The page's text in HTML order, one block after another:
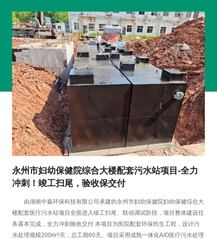
永州市妇幼保健院综合大楼配套污水站项目-全力
冲刺！竣工扫尾，验收保交付
由湖南中淼环保科技有限公司承建的永州市妇幼保健院妇幼保健综合大
楼配套医疗污水站项目全面进入竣工扫尾、联动调试阶段，项目整体建设任
务基本完成，全力冲刺验收交付 本项目为医院配套环保民生工程，设计污
水处理规模200m³/天，总工期60天。项目采用成熟一体化A/O医疗污水处理